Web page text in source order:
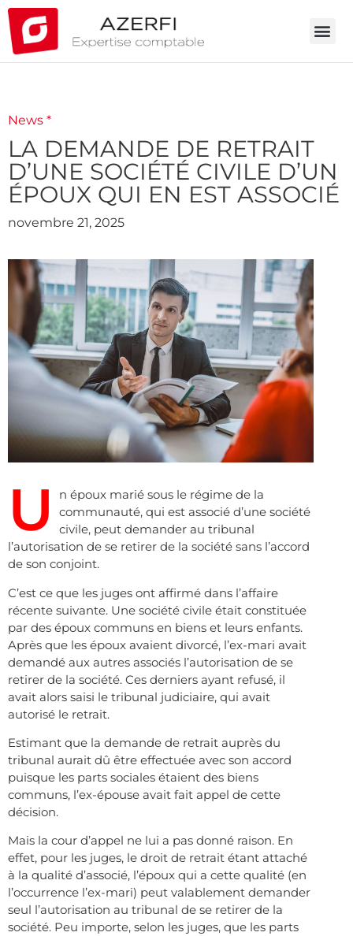
News *
LA DEMANDE DE RETRAIT
D’UNE SOCIÉTÉ CIVILE D’UN
ÉPOUX QUI EN EST ASSOCIÉ
novembre 21, 2025
U
n époux marié sous le régime de la
communauté, qui est associé d’une société
civile, peut demander au tribunal
l’autorisation de se retirer de la société sans l’accord
de son conjoint.
C’est ce que les juges ont affirmé dans l’affaire
récente suivante. Une société civile était constituée
par des époux communs en biens et leurs enfants.
Après que les époux avaient divorcé, l’ex-mari avait
demandé aux autres associés l’autorisation de se
retirer de la société. Ces derniers ayant refusé, il
avait alors saisi le tribunal judiciaire, qui avait
autorisé le retrait.
Estimant que la demande de retrait auprès du
tribunal aurait dû être effectuée avec son accord
puisque les parts sociales étaient des biens
communs, l’ex-épouse avait fait appel de cette
décision.
Mais la cour d’appel ne lui a pas donné raison. En
effet, pour les juges, le droit de retrait étant attaché
à la qualité d’associé, l’époux qui a cette qualité (en
l’occurrence l’ex-mari) peut valablement demander
seul l’autorisation au tribunal de se retirer de la
société. Peu importe, selon les juges, que les parts